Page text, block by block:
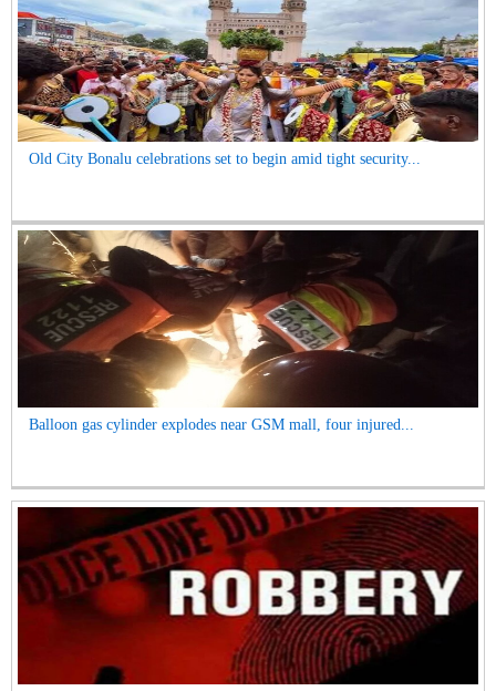
Old City Bonalu celebrations set to begin amid tight security...
Balloon gas cylinder explodes near GSM mall, four injured...